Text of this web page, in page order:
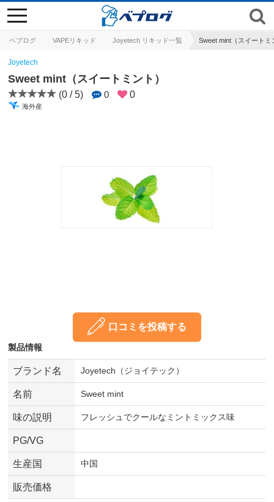
ベプログ VAPEリキッド Joyetech リキッド一覧 Sweet mint（スイートミ
toggle
navigation
Joyetech
Sweet mint（スイートミント）
(0 / 5) 0 0
海外産
口コミを投稿する
製品情報
ブランド名 Joyetech（ジョイテック）
名前 Sweet mint
味の説明 フレッシュでクールなミントミックス味
PG/VG
生産国 中国
販売価格